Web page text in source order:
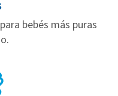
bebés más puras